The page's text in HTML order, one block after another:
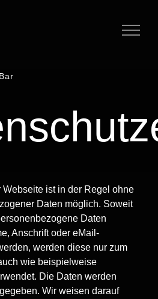
Webseite ist in der Regel ohne
Daten möglich. Soweit
Daten
Anschrift oder eMail-
werden diese nur zum
wie beispielweise
Die Daten werden
Wir weisen darauf